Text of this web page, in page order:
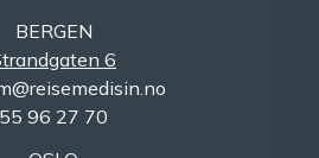
BERGEN
6
55 96 27 70